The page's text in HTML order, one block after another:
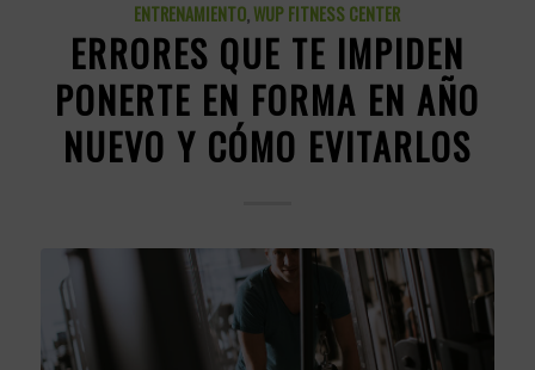
ENTRENAMIENTO,WUP FITNESS CENTER
ERRORES QUE TE IMPIDEN
PONERTE EN FORMA EN AÑO
NUEVO Y CÓMO EVITARLOS